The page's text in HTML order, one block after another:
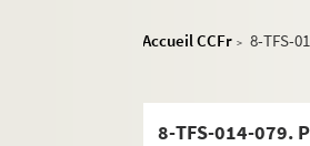
Accueil CCFr > 8-TFS-
8-TFS-014-079.